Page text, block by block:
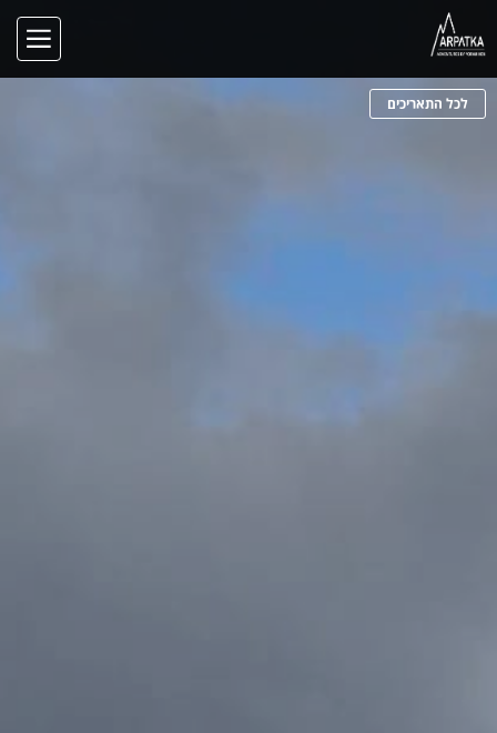
לכל התאריכים